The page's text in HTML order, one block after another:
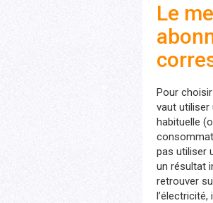
Le
Pour
vaut utiliser
habituelle
pas utiliser
un résultat
retrouver